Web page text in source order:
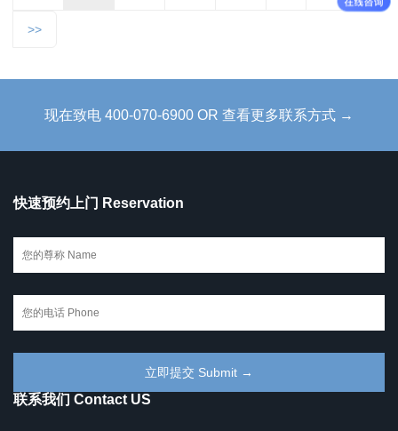
>>
现在致电 400-070-6900 OR 查看更多联系方式 →
快速预约上门 Reservation
联系我们 Contact US